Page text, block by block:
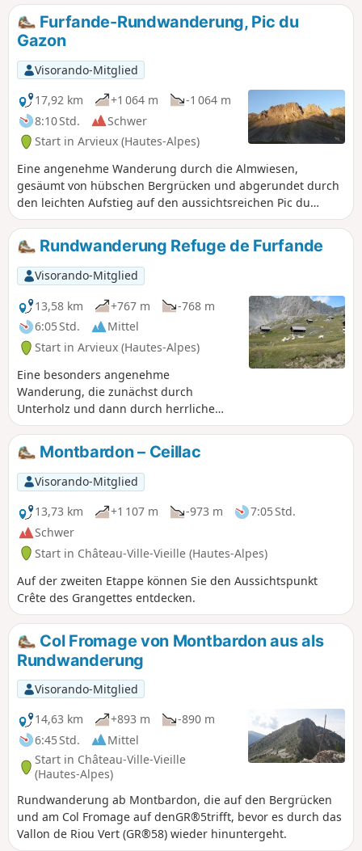
Furfande-Rundwanderung, Pic du
Gazon
Visorando-Mitglied
17,92 km
+1 064 m
-1 064 m
8:10 Std.
Schwer
Start in Arvieux (Hautes-Alpes)
Eine angenehme Wanderung durch die Almwiesen,
gesäumt von hübschen Bergrücken und abgerundet durch
den leichten Aufstieg auf den aussichtsreichen Pic du
Gazon.
Rundwanderung Refuge de Furfande
Visorando-Mitglied
13,58 km
+767 m
-768 m
6:05 Std.
Mittel
Start in Arvieux (Hautes-Alpes)
Eine besonders angenehme
Wanderung, die zunächst durch
Unterholz und dann durch herrliche
Almwiesen führt, durch das Almdorf
Granges de Furfande verläuft und an
der gleichnamigen Berghütte endet.
Montbardon – Ceillac
Visorando-Mitglied
13,73 km
+1 107 m -973 m
7:05 Std.
Schwer
Start in Château-Ville-Vieille (Hautes-Alpes)
Auf der zweiten Etappe können Sie den Aussichtspunkt
Crête des Grangettes entdecken.
Col Fromage von Montbardon aus als
Rundwanderung
Visorando-Mitglied
14,63 km
+893 m
-890 m
6:45 Std.
Mittel
Start in Château-Ville-Vieille
(Hautes-Alpes)
Rundwanderung ab Montbardon, die auf den Bergrücken
und am Col Fromage auf denGR®5trifft, bevor es durch das
Vallon de Riou Vert (GR®58) wieder hinuntergeht.